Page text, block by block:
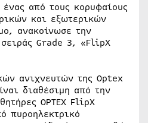
ένας από τους κορυφαίους
και εξωτερικών
ανακοίνωσε την
Grade 3, «FlipX
ανιχνευτών της Optex
διαθέσιμη από την
OPTEX FlipX
πυροηλεκτρικό